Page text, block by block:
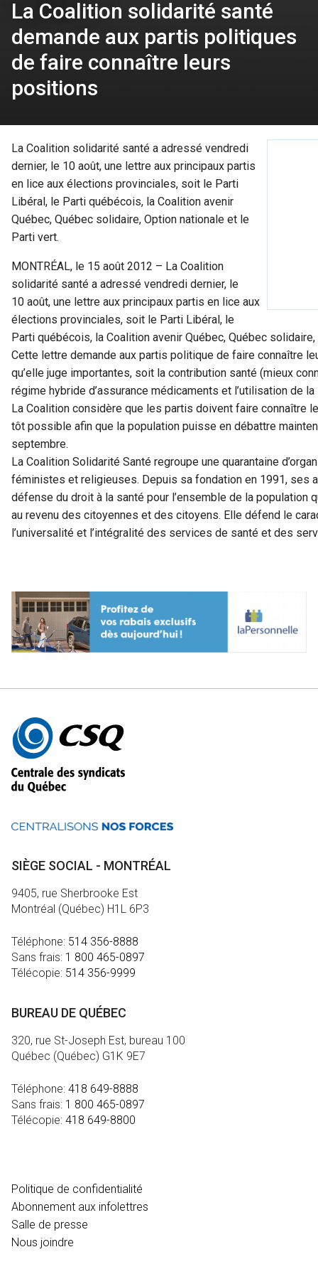
La Coalition solidarité santé
demande aux partis politiques
de faire connaître leurs
positions
La Coalition solidarité santé a adressé vendredi
dernier, le 10 août, une lettre aux principaux partis
en lice aux élections provinciales, soit le Parti
Libéral, le Parti québécois, la Coalition avenir
Québec, Québec solidaire, Option nationale et le
Parti vert.
MONTRÉAL, le 15 août 2012 – La Coalition
solidarité santé a adressé vendredi dernier, le
10 août, une lettre aux principaux partis en lice aux
élections provinciales, soit le Parti Libéral, le
Parti québécois, la Coalition avenir Québec, Québec
Cette lettre demande aux partis politique de faire connaître
qu’elle juge importantes, soit la contribution santé (mieux
régime hybride d’assurance médicaments et l’utilisation de
La Coalition considère que les partis doivent faire connaître
tôt possible afin que la population puisse en débattre
septembre.
La Coalition Solidarité Santé regroupe une quarantaine
féministes et religieuses. Depuis sa fondation en 1991, ses
défense du droit à la santé pour l’ensemble de la population
au revenu des citoyennes et des citoyens. Elle défend le
l’universalité et l’intégralité des services de santé et des
Autres
informations
SIÈGE SOCIAL - MONTRÉAL
9405, rue Sherbrooke Est
Montréal (Québec) H1L 6P3
Téléphone: 514 356-8888
Sans frais: 1 800 465-0897
Télécopie: 514 356-9999
BUREAU DE QUÉBEC
320, rue St-Joseph Est, bureau 100
Québec (Québec) G1K 9E7
Téléphone: 418 649-8888
Sans frais: 1 800 465-0897
Télécopie: 418 649-8800
Politique de confidentialité
Abonnement aux infolettres
Salle de presse
Nous joindre